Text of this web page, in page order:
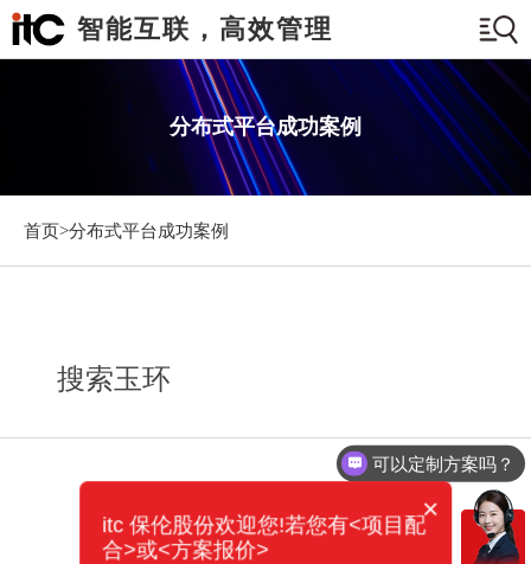
智能互联，高效管理
分布式平台成功案例
首页>分布式平台成功案例
搜索玉环
可以定制方案吗？
×
itc 保伦股份欢迎您!若您有<项目配
合>或<方案报价>